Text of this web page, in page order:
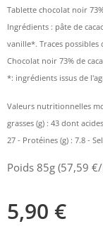
Tablette chocolat noir
Ingrédients : pâte de
vanille*. Traces
Chocolat noir 73% de
*: ingrédients issus de
Valeurs nutritionnelles
grasses (g) : 43 dont
27 - Protéines (g) : 7.8 - Sel
Poids 85g (57,59
5,90 €